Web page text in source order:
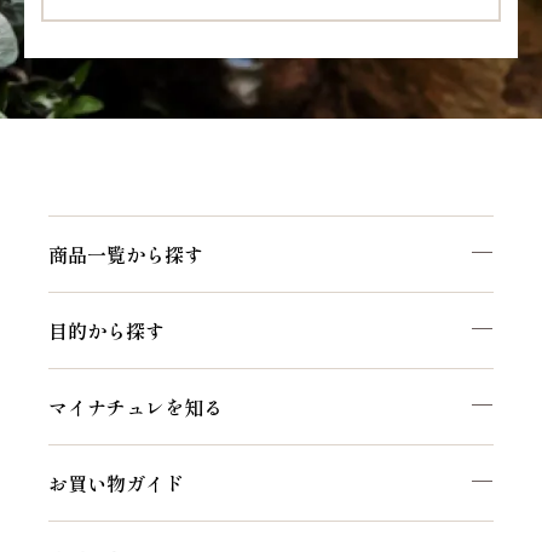
商品一覧から探す
目的から探す
マイナチュレを知る
お買い物ガイド